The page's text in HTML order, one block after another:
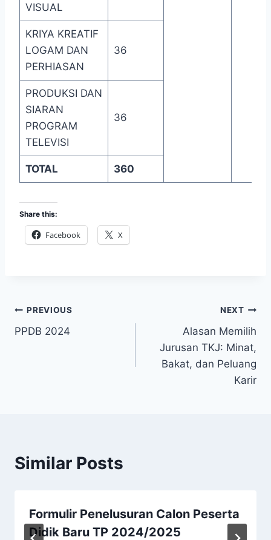
VISUAL
KRIYA KREATIF
LOGAM DAN
PERHIASAN
36
PRODUKSI DAN
SIARAN
PROGRAM
TELEVISI
36
TOTAL 360
Share this:
Facebook X
Post
navigation
PREVIOUS
PPDB 2024
NEXT
Alasan Memilih
Jurusan TKJ: Minat,
Bakat, dan Peluang
Karir
Similar Posts
Formulir Penelusuran Calon Peserta
Didik Baru TP 2024/2025